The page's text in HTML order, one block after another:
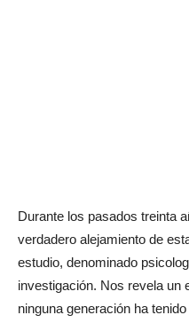
Durante los pasados treinta
verdadero alejamiento de
estudio, denominado
investigación. Nos revela un
ninguna generación ha